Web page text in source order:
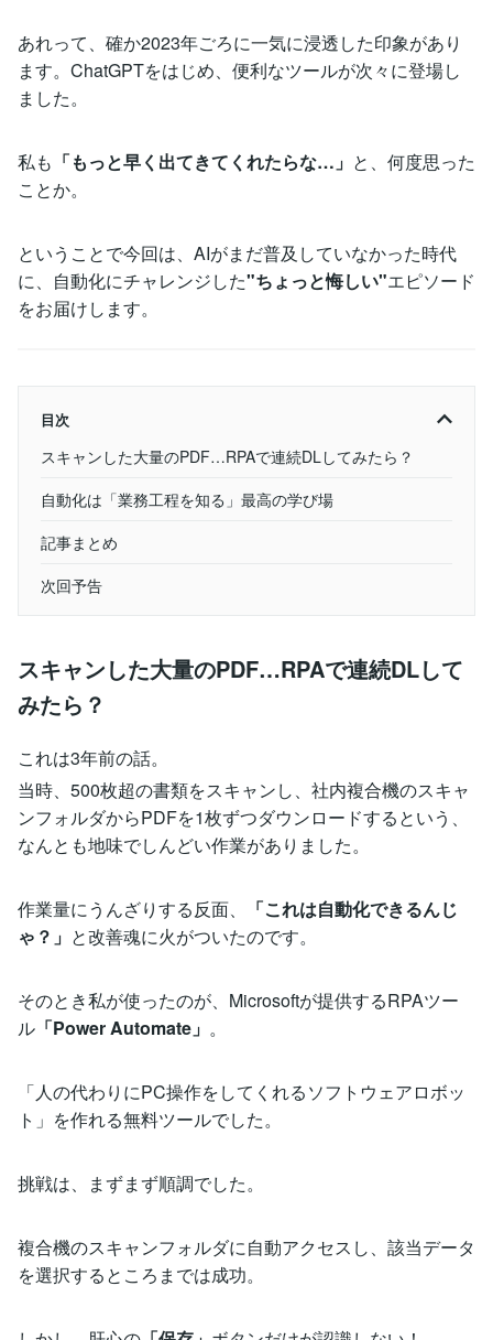
あれって、確か2023年ごろに一気に浸透した印象があり
ます。ChatGPTをはじめ、便利なツールが次々に登場し
ました。
私も 「もっと早く出てきてくれたらな…」 と、何度思った
ことか。
ということで今回は、AIがまだ普及していなかった時代
に、自動化にチャレンジした"ちょっと悔しい"エピソード
をお届けします。
目次
スキャンした大量のPDF…RPAで連続DLしてみたら？
自動化は「業務工程を知る」最高の学び場
記事まとめ
次回予告
スキャンした大量のPDF…RPAで連続DLして
みたら？
これは3年前の話。
当時、500枚超の書類をスキャンし、社内複合機のスキャ
ンフォルダからPDFを1枚ずつダウンロードするという、
なんとも地味でしんどい作業がありました。
作業量にうんざりする反面、
「これは自動化できるんじ
ゃ？」 と改善魂に火がついたのです。
そのとき私が使ったのが、Microsoftが提供するRPAツー
ル 「Power Automate」 。
「人の代わりにPC操作をしてくれるソフトウェアロボッ
ト」を作れる無料ツールでした。
挑戦は、まずまず順調でした。
複合機のスキャンフォルダに自動アクセスし、該当データ
を選択するところまでは成功。